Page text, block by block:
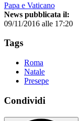
Papa e Vaticano
News pubblicata il:
09/11/2016 alle 17:20
Tags
Roma
Natale
Presepe
Condividi